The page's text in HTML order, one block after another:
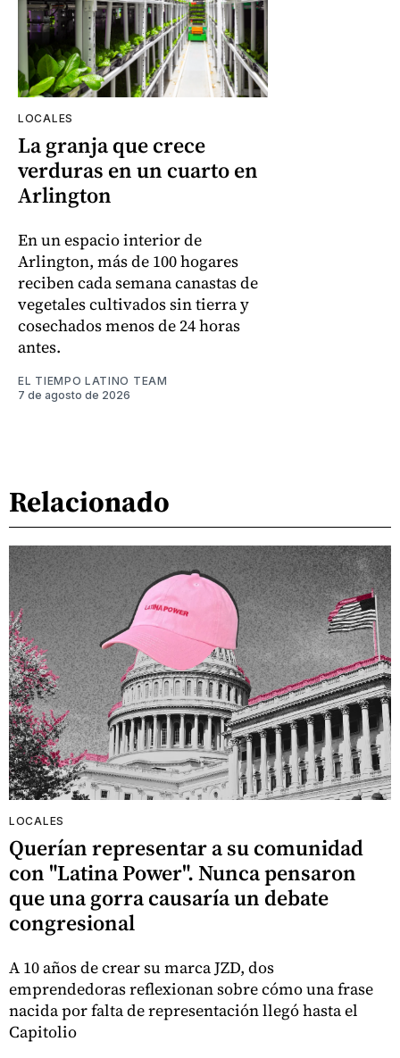
LOCALES
La granja que crece
verduras en un cuarto en
Arlington
En un espacio interior de
Arlington, más de 100 hogares
reciben cada semana canastas de
vegetales cultivados sin tierra y
cosechados menos de 24 horas
antes.
EL TIEMPO LATINO TEAM
7 de agosto de 2026
Relacionado
LOCALES
Querían representar a su comunidad
con "Latina Power". Nunca pensaron
que una gorra causaría un debate
congresional
A 10 años de crear su marca JZD, dos
emprendedoras reflexionan sobre cómo una frase
nacida por falta de representación llegó hasta el
Capitolio